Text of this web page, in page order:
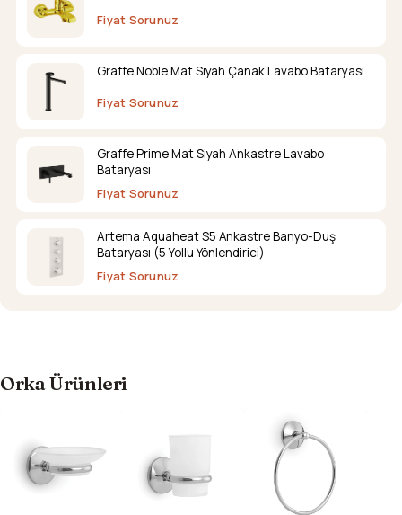
Fiyat Sorunuz
Graffe Noble Mat Siyah Çanak Lavabo Bataryası
Fiyat Sorunuz
Graffe Prime Mat Siyah Ankastre Lavabo
Bataryası
Fiyat Sorunuz
Artema Aquaheat S5 Ankastre Banyo-Duş
Bataryası (5 Yollu Yönlendirici)
Fiyat Sorunuz
Orka Ürünleri